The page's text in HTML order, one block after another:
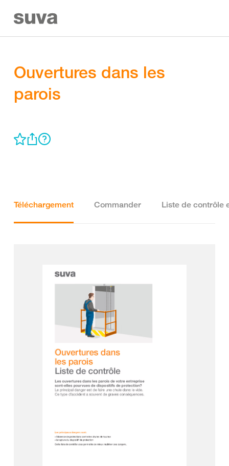
Ouvertures dans les
parois
Téléchargement Commander Liste de contrôle